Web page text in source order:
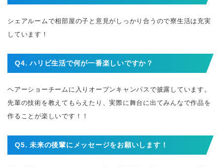
シェアルームで相部屋の子と意見がしっかり合うので寮生活は充実
しています！
Q4. ハリビ生活で何が一番楽しいですか？
ヘアーショーチームに入りオープンキャンパスで披露しています。
先輩の技術を教えてもらえたり、実際に舞台に出てみんなで作品を
作ることが楽しいです！！
Q5. 未来の後輩にメッセージをお願いします！